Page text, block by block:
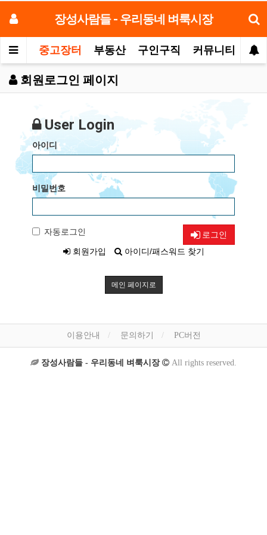
장성사람들 - 우리동네 벼룩시장
중고장터 부동산 구인구직 커뮤니티 모
회원로그인 페이지
User Login
아이디
비밀번호
자동로그인
로그인
회원가입
아이디/패스워드 찾기
메인 페이지로
이용안내 문의하기 PC버전
장성사람들 - 우리동네 벼룩시장 All rights reserved.